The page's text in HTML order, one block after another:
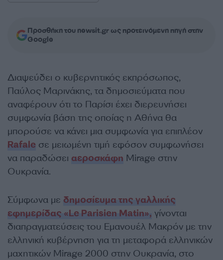
Προσθήκη του newsit.gr ως προτεινόμενη πηγή στην
Google
Διαψεύδει ο κυβερνητικός εκπρόσωπος,
Παύλος Μαρινάκης, τα δημοσιεύματα που
αναφέρουν ότι το Παρίσι έχει διερευνήσει
συμφωνία βάση της οποίας η Αθήνα θα
μπορούσε να κάνει μια συμφωνία για επιπλέον
Rafale σε μειωμένη τιμή εφόσον συμφωνήσει
να παραδώσει αεροσκάφη Mirage στην
Ουκρανία.
Σύμφωνα με δημοσίευμα της γαλλικής
εφημερίδας «Le Parisien Matin», γίνονται
διαπραγματεύσεις του Εμανουέλ Μακρόν με την
ελληνική κυβέρνηση για τη μεταφορά ελληνικών
μαχητικών Mirage 2000 στην Ουκρανία, στο